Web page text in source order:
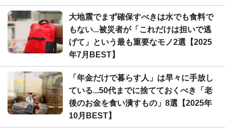
大地震でまず確保すべきは水でも食料で
もない...被災者が「これだけは担いで逃
げて」という最も重要なモノ2選【2025
年7月BEST】
「年金だけで暮らす人」は早々に手放し
ている...50代までに捨てておくべき「老
後のお金を食い潰すもの」8選【2025年
10月BEST】